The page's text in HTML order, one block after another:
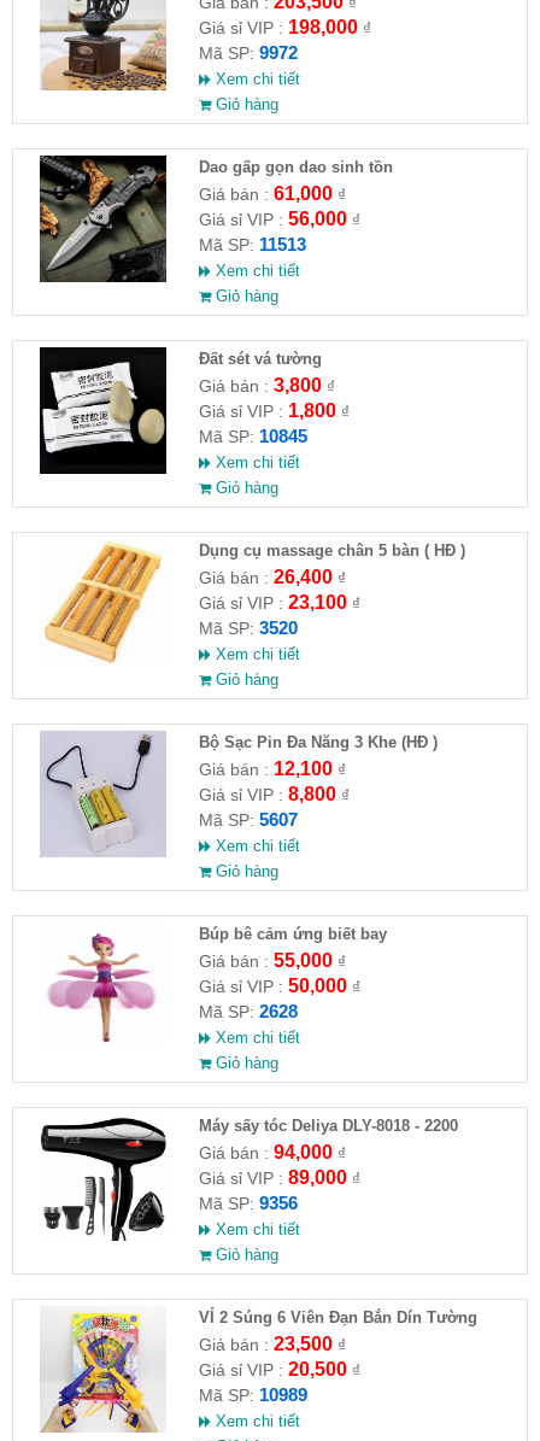
Giá sỉ VIP : 198,000₫
Mã SP: 9972
Xem chi tiết
Giỏ hàng
Dao gấp gọn dao sinh tồn
Giá bán : 61,000₫
Giá sỉ VIP : 56,000₫
Mã SP: 11513
Xem chi tiết
Giỏ hàng
Đất sét vá tường
Giá bán : 3,800₫
Giá sỉ VIP : 1,800₫
Mã SP: 10845
Xem chi tiết
Giỏ hàng
Dụng cụ massage chân 5 bàn ( HĐ )
Giá bán : 26,400₫
Giá sỉ VIP : 23,100₫
Mã SP: 3520
Xem chi tiết
Giỏ hàng
Bộ Sạc Pin Đa Năng 3 Khe (HĐ )
Giá bán : 12,100₫
Giá sỉ VIP : 8,800₫
Mã SP: 5607
Xem chi tiết
Giỏ hàng
​Búp bê cảm ứng biết bay
Giá bán : 55,000₫
Giá sỉ VIP : 50,000₫
Mã SP: 2628
Xem chi tiết
Giỏ hàng
Máy sấy tóc Deliya DLY-8018 - 2200
Giá bán : 94,000₫
Giá sỉ VIP : 89,000₫
Mã SP: 9356
Xem chi tiết
Giỏ hàng
VỈ 2 Súng 6 Viên Đạn Bắn Dín Tường
Giá bán : 23,500₫
Giá sỉ VIP : 20,500₫
Mã SP: 10989
Xem chi tiết